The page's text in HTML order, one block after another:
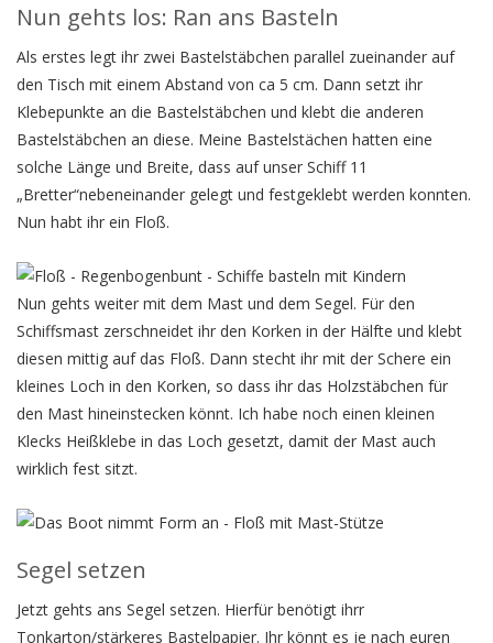
Nun gehts los: Ran ans Basteln
Als erstes legt ihr zwei Bastelstäbchen parallel zueinander auf
den Tisch mit einem Abstand von ca 5 cm. Dann setzt ihr
Klebepunkte an die Bastelstäbchen und klebt die anderen
Bastelstäbchen an diese. Meine Bastelstächen hatten eine
solche Länge und Breite, dass auf unser Schiff 11
„Bretter“nebeneinander gelegt und festgeklebt werden konnten.
Nun habt ihr ein Floß.
Nun gehts weiter mit dem Mast und dem Segel. Für den
Schiffsmast zerschneidet ihr den Korken in der Hälfte und klebt
diesen mittig auf das Floß. Dann stecht ihr mit der Schere ein
kleines Loch in den Korken, so dass ihr das Holzstäbchen für
den Mast hineinstecken könnt. Ich habe noch einen kleinen
Klecks Heißklebe in das Loch gesetzt, damit der Mast auch
wirklich fest sitzt.
Segel setzen
Jetzt gehts ans Segel setzen. Hierfür benötigt ihrr
Tonkarton/stärkeres Bastelpapier. Ihr könnt es je nach euren